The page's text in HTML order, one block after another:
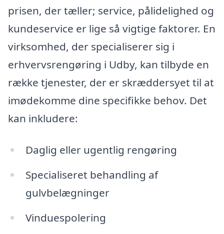
prisen, der tæller; service, pålidelighed og
kundeservice er lige så vigtige faktorer. En
virksomhed, der specialiserer sig i
erhvervsrengøring i Udby, kan tilbyde en
række tjenester, der er skræddersyet til at
imødekomme dine specifikke behov. Det
kan inkludere:
Daglig eller ugentlig rengøring
Specialiseret behandling af
gulvbelægninger
Vinduespolering